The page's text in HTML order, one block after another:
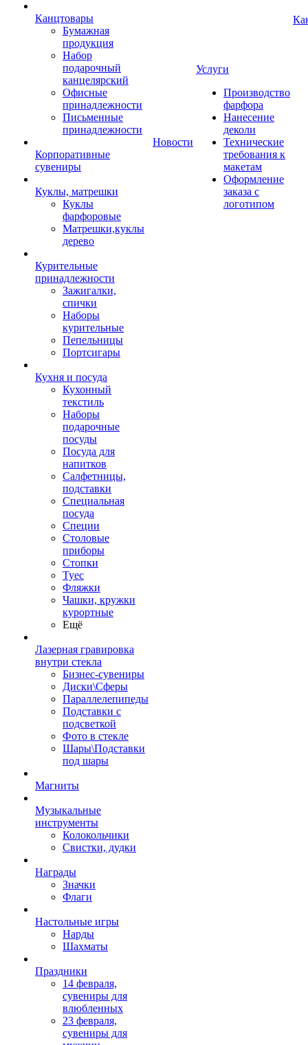
Канцтовары
Бумажная
продукция
Набор
подарочный
канцелярский
Офисные
принадлежности
Письменные
принадлежности
Корпоративные
сувениры
Куклы, матрешки
Куклы
фарфоровые
Матрешки,куклы
дерево
Курительные
принадлежности
Зажигалки,
спички
Наборы
курительные
Пепельницы
Портсигары
Кухня и посуда
Кухонный
текстиль
Наборы
подарочные
посуды
Посуда для
напитков
Салфетницы,
подставки
Специальная
посуда
Специи
Столовые
приборы
Стопки
Туес
Фляжки
Чашки, кружки
курортные
Ещё
Лазерная гравировка
внутри стекла
Бизнес-сувениры
Диски\Сферы
Параллелепипеды
Подставки с
подсветкой
Фото в стекле
Шары\Подставки
под шары
Магниты
Музыкальные
инструменты
Колокольчики
Свистки, дудки
Награды
Значки
Флаги
Настольные игры
Нарды
Шахматы
Праздники
14 февраля,
сувениры для
влюбленных
23 февраля,
сувениры для
Новости
Услуги
Производство
фарфора
Нанесение
деколи
Технические
требования к
макетам
Оформление
заказа с
логотипом